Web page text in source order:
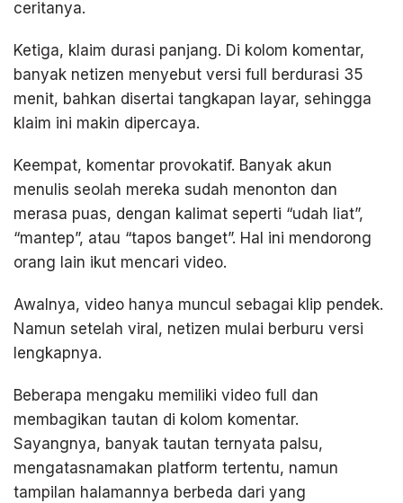
ceritanya.
Ketiga, klaim durasi panjang. Di kolom komentar,
banyak netizen menyebut versi full berdurasi 35
menit, bahkan disertai tangkapan layar, sehingga
klaim ini makin dipercaya.
Keempat, komentar provokatif. Banyak akun
menulis seolah mereka sudah menonton dan
merasa puas, dengan kalimat seperti “udah liat”,
“mantep”, atau “tapos banget”. Hal ini mendorong
orang lain ikut mencari video.
Awalnya, video hanya muncul sebagai klip pendek.
Namun setelah viral, netizen mulai berburu versi
lengkapnya.
Beberapa mengaku memiliki video full dan
membagikan tautan di kolom komentar.
Sayangnya, banyak tautan ternyata palsu,
mengatasnamakan platform tertentu, namun
tampilan halamannya berbeda dari yang